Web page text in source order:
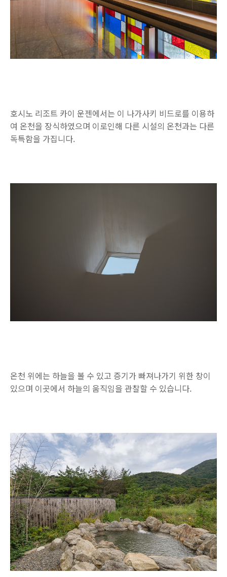
호시노 리조트 카이 운젠에서는 이 나가사키 비드로를 이용하
여 온천을 장식하였으며 이로인해 다른 시설의 온천과는 다른
독특함을 가집니다.
온천 위에는 하늘을 볼 수 있고 증기가 빠져나가기 위한 창이
있으며 이곳에서 하늘의 움직임을 관찰할 수 있습니다.